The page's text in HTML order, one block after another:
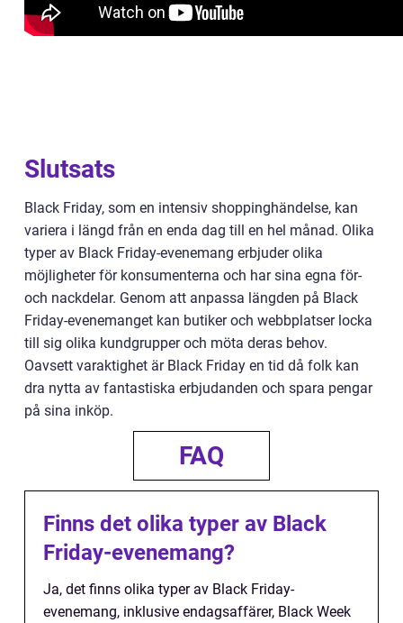
Slutsats
Black Friday, som en intensiv shoppinghändelse, kan
variera i längd från en enda dag till en hel månad. Olika
typer av Black Friday-evenemang erbjuder olika
möjligheter för konsumenterna och har sina egna för-
och nackdelar. Genom att anpassa längden på Black
Friday-evenemanget kan butiker och webbplatser locka
till sig olika kundgrupper och möta deras behov.
Oavsett varaktighet är Black Friday en tid då folk kan
dra nytta av fantastiska erbjudanden och spara pengar
på sina inköp.
FAQ
Finns det olika typer av Black
Friday-evenemang?
Ja, det finns olika typer av Black Friday-
evenemang, inklusive endagsaffärer, Black Week